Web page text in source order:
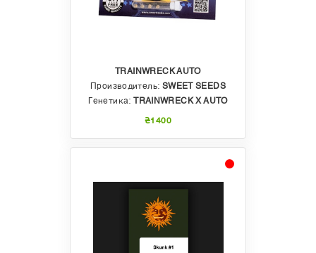
TRAINWRECK AUTO
Производитель: SWEET SEEDS
Генетика:
TRAINWRECK X AUTO
₴1400